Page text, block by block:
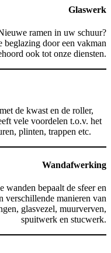
Glaswerk
ramen in uw schuur?
door een vakman
ook tot onze diensten.
de kwast en de roller,
vele voordelen t.o.v. het
plinten, trappen etc.
Wandafwerking
bepaalt de sfeer en
manieren van
glasvezel, muurverven,
spuitwerk en stucwerk.